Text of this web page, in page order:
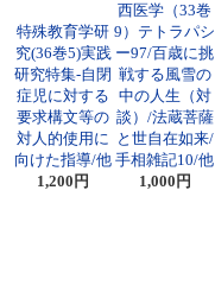
特殊教育学研
究(36巻5)実践
研究特集-自閉
症児に対する
要求構文等の
対人的使用に
向けた指導/他
1,200円
西医学（33巻
9）テトラパシ
ー97/百歳に挑
戦する風雪の
中の人生（対
談）/法蔵菩薩
と世自在如来/
手相雑記10/他
1,000円